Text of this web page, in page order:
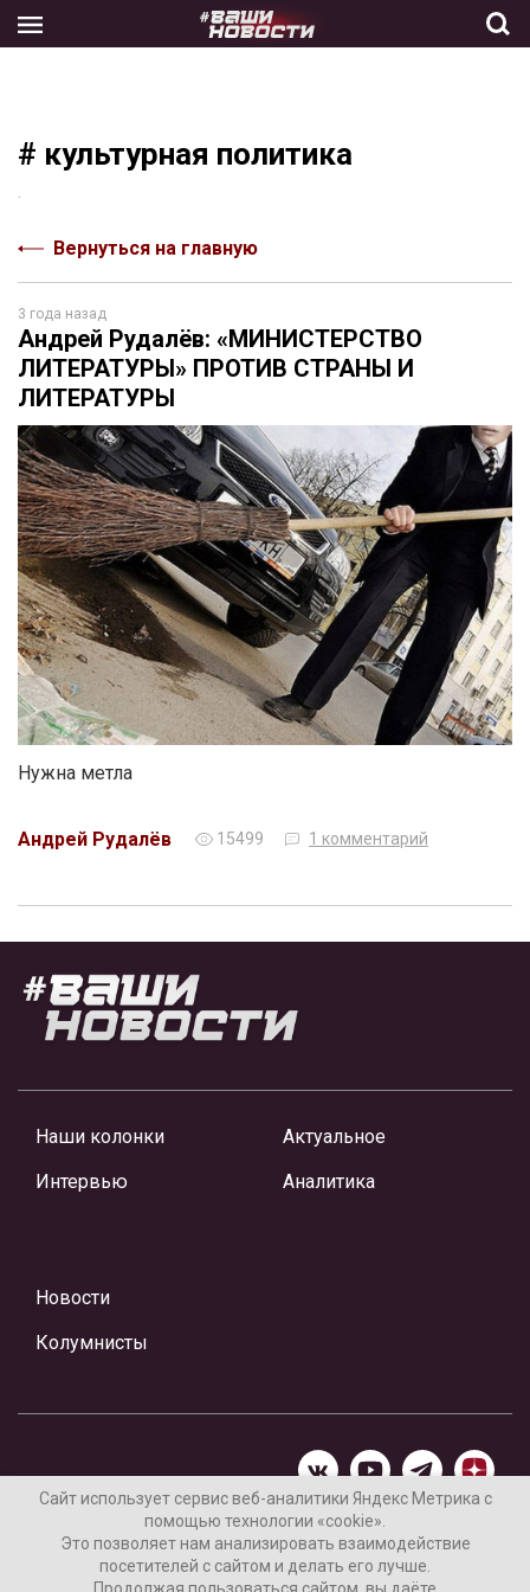
the
# культурная политика
Вернуться на главную
3 года назад
Андрей Рудалёв: «МИНИСТЕРСТВО
ЛИТЕРАТУРЫ» ПРОТИВ СТРАНЫ И
ЛИТЕРАТУРЫ
Нужна метла
Андрей Рудалёв 15499 1 комментарий
Наши колонки
Интервью
Актуальное
Аналитика
Новости
Колумнисты
Материалы предоставлены редакцией Интернет-газеты
«Ваши новости»
Сайт использует сервис веб-аналитики Яндекс Метрика с
помощью технологии «cookie».
Это позволяет нам анализировать взаимодействие
посетителей с сайтом и делать его лучше.